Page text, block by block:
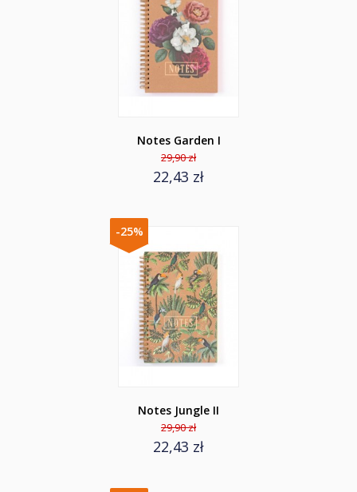
Notes Garden I
29,90 zł
22,43 zł
-25%
Notes Jungle II
29,90 zł
22,43 zł